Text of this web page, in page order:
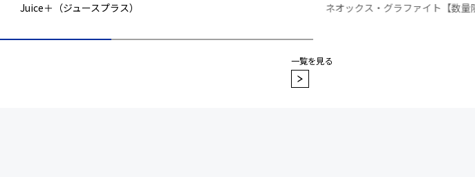
Juice＋（ジュースプラス） ネオックス・グラファイト【数量
一覧を見る